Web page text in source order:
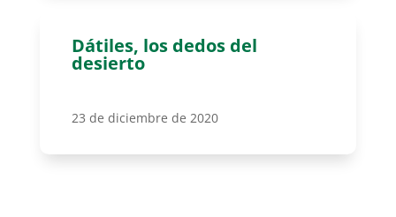
Dátiles, los dedos del
desierto
23 de diciembre de 2020